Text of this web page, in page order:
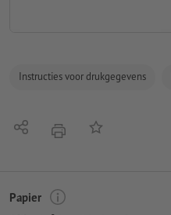
Instructies voor drukgegevens
Delen afdrukkenOp de lijst
Papier